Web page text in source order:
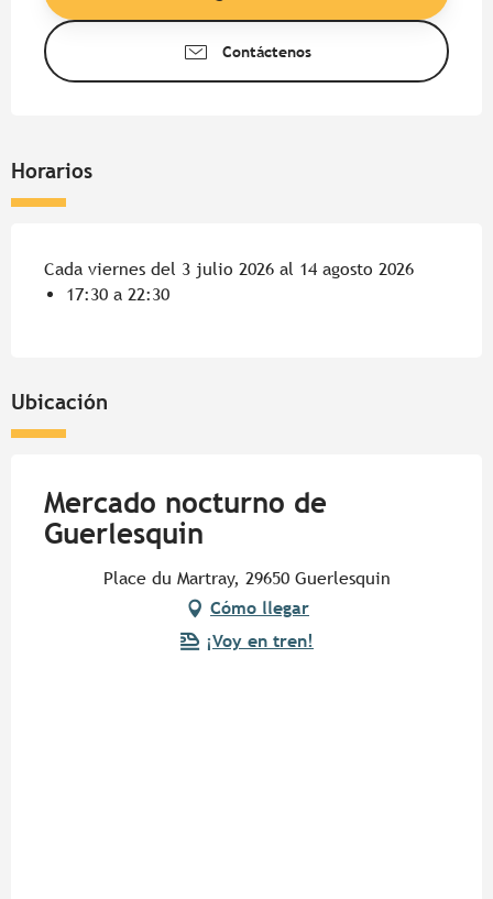
Contáctenos
Horarios
Cada viernes del 3 julio 2026 al 14 agosto 2026
17:30 a 22:30
Ubicación
Mercado nocturno de
Guerlesquin
Place du Martray, 29650 Guerlesquin
Cómo llegar
¡Voy en tren!